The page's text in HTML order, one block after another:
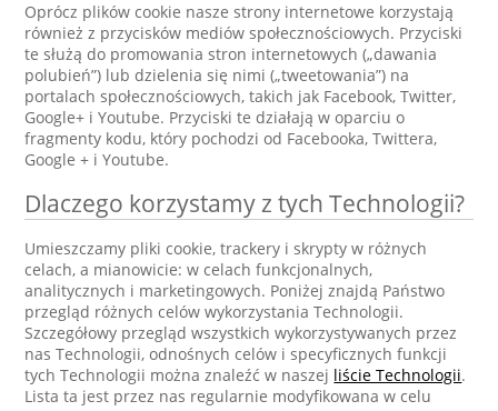
Oprócz plików cookie nasze strony internetowe korzystają
również z przycisków mediów społecznościowych. Przyciski
te służą do promowania stron internetowych („dawania
polubień”) lub dzielenia się nimi („tweetowania”) na
portalach społecznościowych, takich jak Facebook, Twitter,
Google+ i Youtube. Przyciski te działają w oparciu o
fragmenty kodu, który pochodzi od Facebooka, Twittera,
Google + i Youtube.
Dlaczego korzystamy z tych Technologii?
Umieszczamy pliki cookie, trackery i skrypty w różnych
celach, a mianowicie: w celach funkcjonalnych,
analitycznych i marketingowych. Poniżej znajdą Państwo
przegląd różnych celów wykorzystania Technologii.
Szczegółowy przegląd wszystkich wykorzystywanych przez
nas Technologii, odnośnych celów i specyficznych funkcji
tych Technologii można znaleźć w naszej liście Technologii.
Lista ta jest przez nas regularnie modyfikowana w celu